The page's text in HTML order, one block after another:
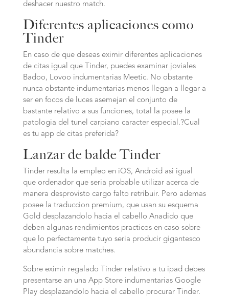
deshacer nuestro match.
Diferentes aplicaciones como
Tinder
En caso de que deseas eximir diferentes aplicaciones
de citas igual que Tinder, puedes examinar joviales
Badoo, Lovoo indumentarias Meetic. No obstante
nunca obstante indumentarias menos llegan a llegar a
ser en focos de luces asemejan el conjunto de
bastante relativo a sus funciones, total la posee la
patologia del tunel carpiano caracter especial.?Cual
es tu app de citas preferida?
Lanzar de balde Tinder
Tinder resulta la empleo en iOS, Android asi igual
que ordenador que seri­a probable utilizar acerca de
manera desprovisto cargo falto retribuir. Pero ademas
posee la traduccion premium, que usan su esquema
Gold desplazandolo hacia el cabello Anadido que
deben algunas rendimientos practicos en caso sobre
que lo perfectamente tuyo seria producir gigantesco
abundancia sobre matches.
Sobre eximir regalado Tinder relativo a tu ipad debes
presentarse an una App Store indumentarias Google
Play desplazandolo hacia el cabello procurar Tinder.